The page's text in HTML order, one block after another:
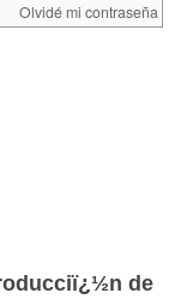
de
Olvidé mi contraseña